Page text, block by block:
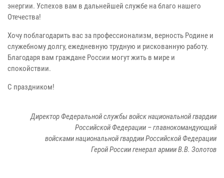
энергии. Успехов вам в дальнейшей службе на благо нашего
Отечества!
Хочу поблагодарить вас за профессионализм, верность Родине и
служебному долгу, ежедневную трудную и рискованную работу.
Благодаря вам граждане России могут жить в мире и
спокойствии.
С праздником!
Директор Федеральной службы войск национальной гвардии
Российской Федерации – главнокомандующий
войсками национальной гвардии Российской Федерации
Герой России генерал армии В.В. Золотов